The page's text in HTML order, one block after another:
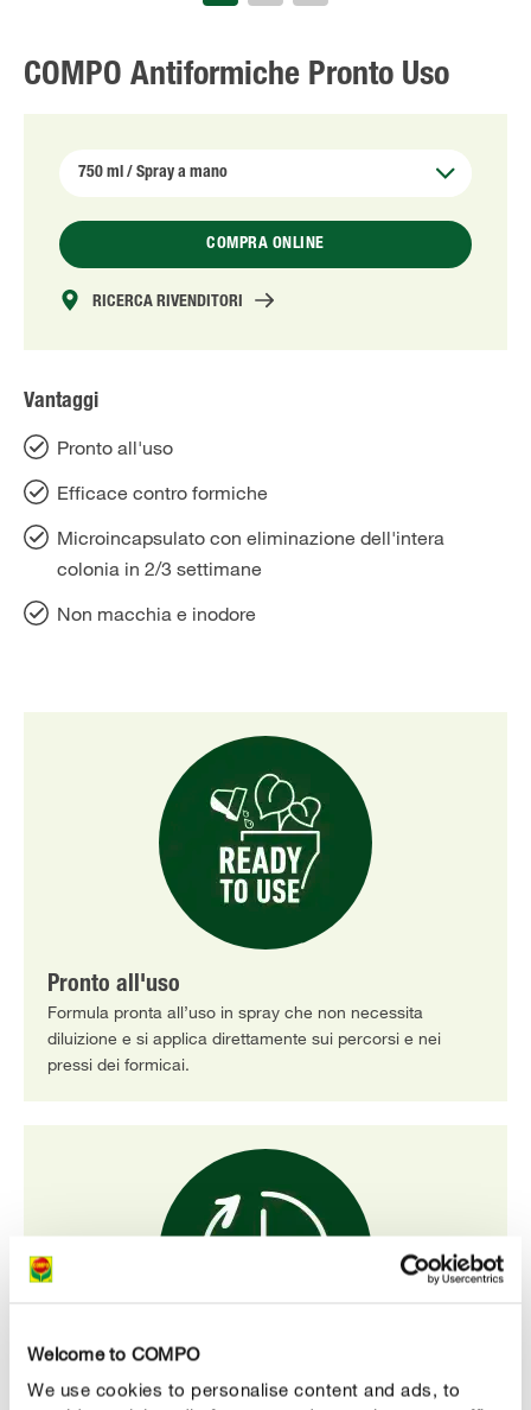
Welcome to COMPO
We use cookies to personalise content and ads, to
COMPO Antiformiche Pronto Uso
COMPRA ONLINE
RICERCA RIVENDITORI
Vantaggi
Pronto all'uso
Efficace contro formiche
Microincapsulato con eliminazione dell'intera
colonia in 2/3 settimane
Non macchia e inodore
Pronto all'uso
Formula pronta all’uso in spray che non necessita
diluizione e si applica direttamente sui percorsi e nei
pressi dei formicai.
Elimina l’intera colonia